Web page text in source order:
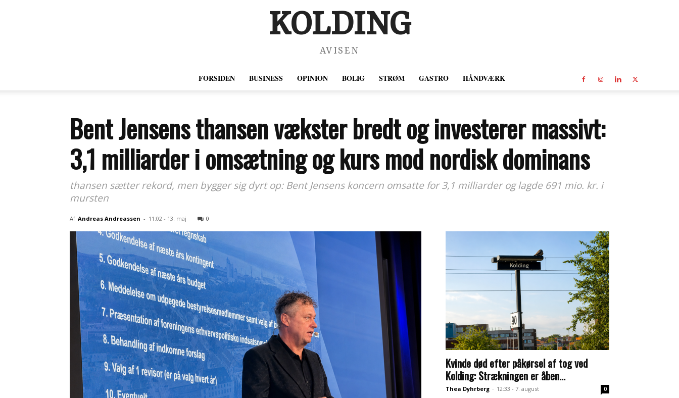
KOLDING
AVISEN
FORSIDEN BUSINESS OPINION BOLIG STRØM GASTRO HÅNDVÆRK
Bent Jensens thansen vækster bredt og investerer massivt:
3,1 milliarder i omsætning og kurs mod nordisk dominans
thansen sætter rekord, men bygger sig dyrt op: Bent Jensens koncern omsatte for 3,1 milliarder og lagde 691 mio. kr. i
mursten
Af Andreas Andreassen - 11:02 - 13. maj 0
Kvinde død efter påkørsel af tog ved
Kolding: Strækningen er åben...
Thea Dyhrberg - 12:33 - 7. august 0